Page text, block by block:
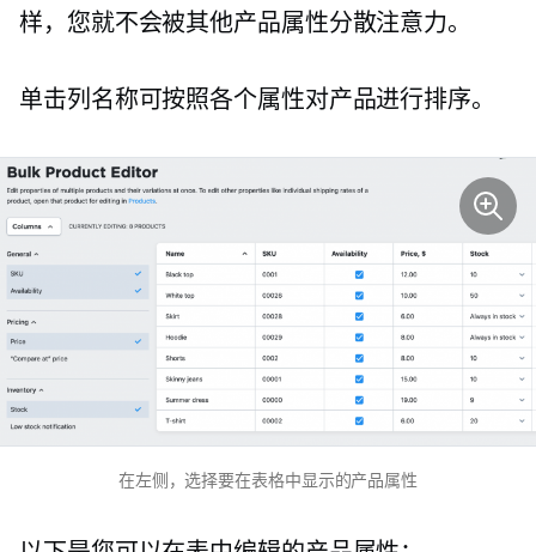
样，您就不会被其他产品属性分散注意力。
单击列名称可按照各个属性对产品进行排序。
在左侧，选择要在表格中显示的产品属性